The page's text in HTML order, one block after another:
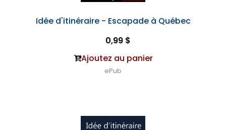
Idée d'itinéraire - Escapade à Québec
0,99 $
Ajoutez au panier
ePub